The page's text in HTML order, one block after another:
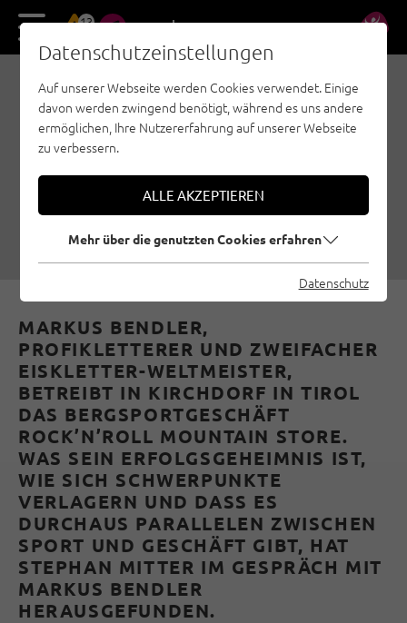
13 DE EN
ROCK’N’ROLL MOUNTAIN
STORE – VON
LEIDENSCHAFT UND DEM
RICHTIGEN BISS
29.06.2021 | Erstellt vonClimbers Paradise Tirol |
Kufsteinerland, Steinberge
MARKUS BENDLER,
PROFIKLETTERER UND ZWEIFACHER
EISKLETTER-WELTMEISTER,
BETREIBT IN KIRCHDORF IN TIROL
DAS BERGSPORTGESCHÄFT
ROCK’N’ROLL MOUNTAIN STORE.
WAS SEIN ERFOLGSGEHEIMNIS IST,
WIE SICH SCHWERPUNKTE
VERLAGERN UND DASS ES
DURCHAUS PARALLELEN ZWISCHEN
SPORT UND GESCHÄFT GIBT, HAT
STEPHAN MITTER IM GESPRÄCH MIT
MARKUS BENDLER
HERAUSGEFUNDEN.
Datenschutzeinstellungen
Auf unserer Webseite werden Cookies verwendet. Einige
davon werden zwingend benötigt, während es uns andere
ermöglichen, Ihre Nutzererfahrung auf unserer Webseite
zu verbessern.
ALLE AKZEPTIEREN
Mehr über die genutzten Cookies erfahren
Datenschutz